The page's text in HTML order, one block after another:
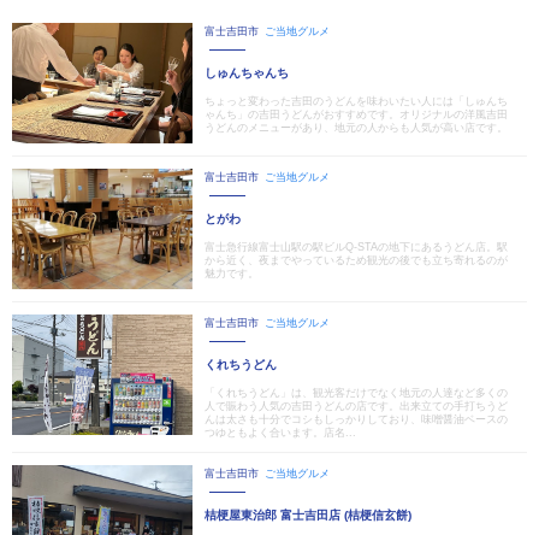
富士吉田市 ご当地グルメ
しゅんちゃんち
ちょっと変わった吉田のうどんを味わいたい人には「しゅんち
ゃんち」の吉田うどんがおすすめです。オリジナルの洋風吉田
うどんのメニューがあり、地元の人からも人気が高い店です。
富士吉田市 ご当地グルメ
とがわ
富士急行線富士山駅の駅ビルQ-STAの地下にあるうどん店。駅
から近く、夜までやっているため観光の後でも立ち寄れるのが
魅力です。
富士吉田市 ご当地グルメ
くれちうどん
「くれちうどん」は、観光客だけでなく地元の人達など多くの
人で賑わう人気の吉田うどんの店です。出来立ての手打ちうど
んは太さも十分でコシもしっかりしており、味噌醤油ベースの
つゆともよく合います。店名...
富士吉田市 ご当地グルメ
桔梗屋東治郎 富士吉田店 (桔梗信玄餅)